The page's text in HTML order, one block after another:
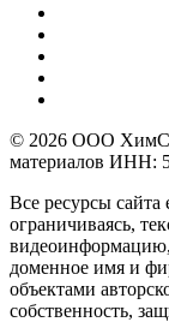
© 2026 ООО
материалов ИНН:
Все ресурсы
ограничиваясь,
видеоинформацию,
доменное имя и
объектами
собственность,